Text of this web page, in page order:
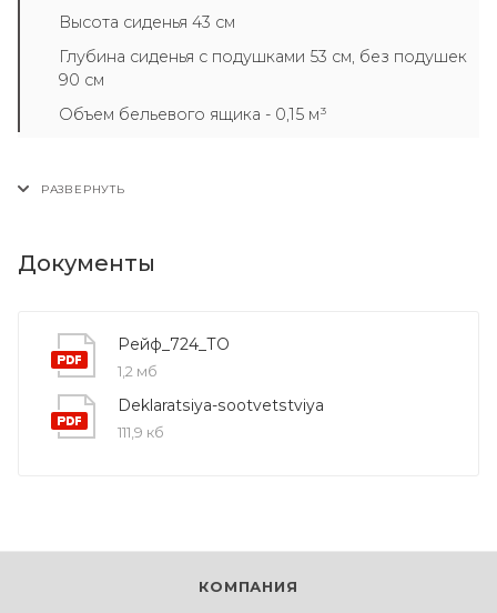
Высота сиденья 43 см
Глубина сиденья с подушками 53 см, без подушек
90 см
Объем бельевого ящика - 0,15 м³
Документы
Рейф_724_ТО
1,2 мб
Deklaratsiya-sootvetstviya
111,9 кб
КОМПАНИЯ